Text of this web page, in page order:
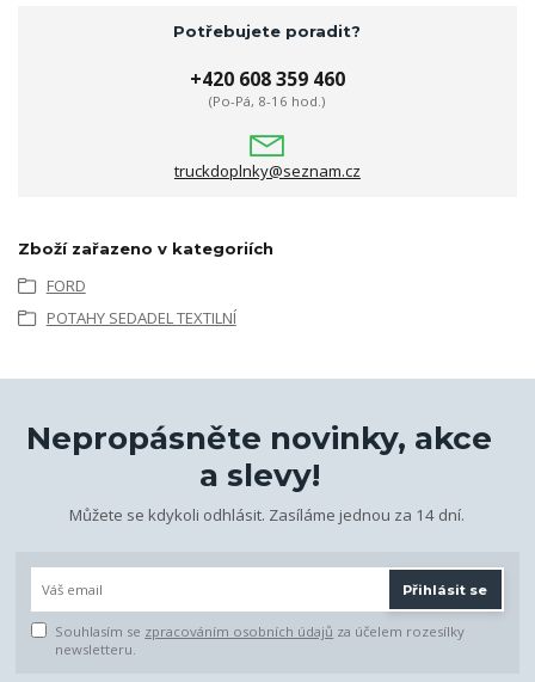
Potřebujete poradit?
+420 608 359 460
(Po-Pá, 8-16 hod.)
truckdoplnky@seznam.cz
Zboží zařazeno v kategoriích
FORD
POTAHY SEDADEL TEXTILNÍ
Nepropásněte novinky, akce
a slevy!
Můžete se kdykoli odhlásit. Zasíláme jednou za 14 dní.
Přihlásit se
Souhlasím se zpracováním osobních údajů za účelem rozesílky
newsletteru.